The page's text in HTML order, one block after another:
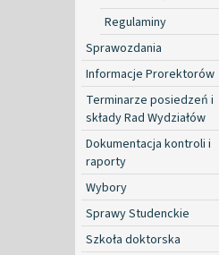
Regulaminy
Sprawozdania
Informacje Prorektorów
Terminarze posiedzeń i
składy Rad Wydziałów
Dokumentacja kontroli i
raporty
Wybory
Sprawy Studenckie
Szkoła doktorska